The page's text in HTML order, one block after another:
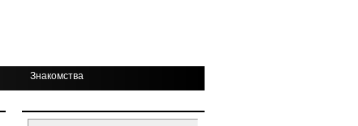
Знакомства